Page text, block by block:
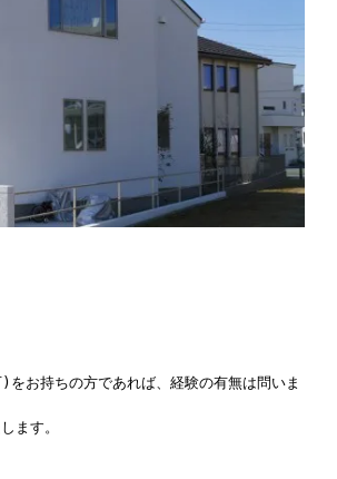
お持ちの方であれば、経験の有無は問いま
ます。